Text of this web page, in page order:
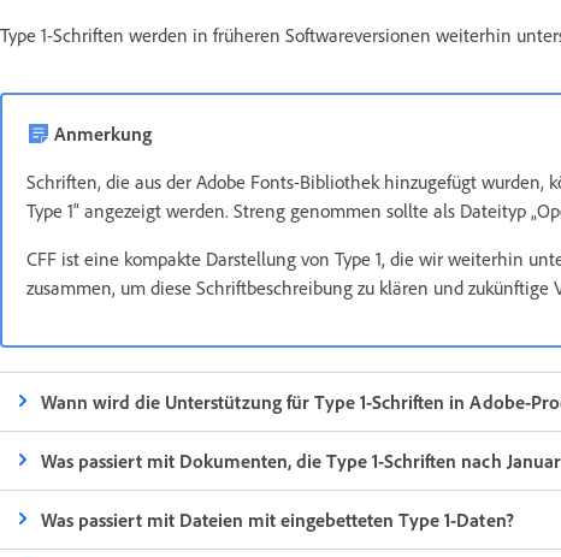
Type 1-Schriften werden in früheren Softwareversionen weiterhin
Anmerkung
Schriften, die aus der Adobe Fonts-Bibliothek hinzugefügt wurden,
Type 1“ angezeigt werden. Streng genommen sollte als Dateityp
CFF ist eine kompakte Darstellung von Type 1, die wir weiterhin
zusammen, um diese Schriftbeschreibung zu klären und zukünftige
Wann wird die Unterstützung für Type 1-Schriften in Adobe-
Was passiert mit Dokumenten, die Type 1-Schriften nach
Was passiert mit Dateien mit eingebetteten Type 1-Daten?